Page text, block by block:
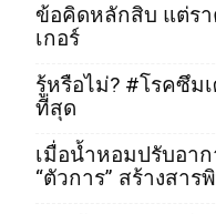
ข้อคิดหลักสิบ แต่ร
เกอร์
รู้หรือไม่? #โรคซึม
ที่สุด
เมื่อน้ำหอมปรับอา
“ตัวการ” สร้างสาร